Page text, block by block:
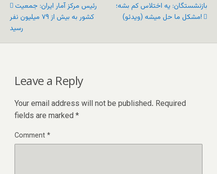
رئیس مرکز آمار ایران: جمعیت
کشور به بیش از ۷۹ میلیون نفر
رسید
بازنشستگان: یه اختلاس کم بشه؛
مشکل ما حل میشه (ویدئو)!
Leave a Reply
Your email address will not be published. Required
fields are marked *
Comment*